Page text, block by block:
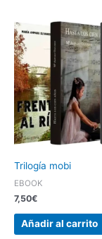
Trilogía mobi
EBOOK
7,50€
Añadir al carrito